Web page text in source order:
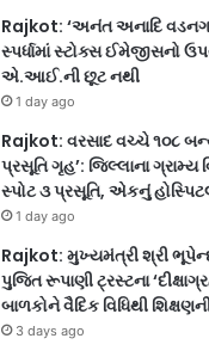
Rajkot: ‘અનંત અનાદિ
સ્પર્ધામાં સ્ટોક્સ ઈમેજીસનો
એ.આઈ.ની છૂટ નથી
1 day ago
Rajkot: વરસાદ વચ્ચે ૧૦૮
પ્રસૂતિ ગૃહ’: જિલ્લાના ગ્રામ્ય
સ્પોટ ૩ પ્રસૂતિ, એકનું
1 day ago
Rajkot: મુખ્યમંત્રી શ્રી
પુજિત રૂપાણી ટ્રસ્ટના
બાળકોને વૈદિક વિધિથી
3 days ago